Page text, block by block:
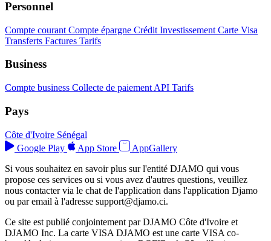
Personnel
Compte courant Compte épargne Crédit Investissement Carte Visa
Transferts Factures Tarifs
Business
Compte business Collecte de paiement API Tarifs
Pays
Côte d'Ivoire Sénégal
Google Play
App Store
AppGallery
Si vous souhaitez en savoir plus sur l'entité DJAMO qui vous
propose ces services ou si vous avez d'autres questions, veuillez
nous contacter via le chat de l'application dans l'application Djamo
ou par email à l'adresse support@djamo.ci.
Ce site est publié conjointement par DJAMO Côte d'Ivoire et
DJAMO Inc. La carte VISA DJAMO est une carte VISA co-